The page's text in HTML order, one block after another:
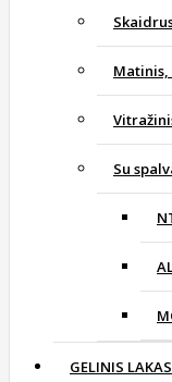
Su
GELINIS LAKAS